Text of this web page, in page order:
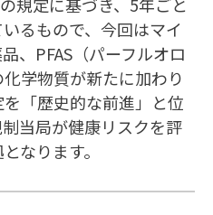
規定に基づき、5年ごと
るもので、今回はマイ
、PFAS（パーフルオロ
学物質が新たに加わり
「歴史的な前進」と位
当局が健康リスクを評
なります。